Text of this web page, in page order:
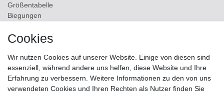
Größentabelle
Biegungen
Kontakt
ZAHLUNGSMÖGLICHKEITEN
Cookies
Wir nutzen Cookies auf unserer Website. Einige von diesen sind
essenziell, während andere uns helfen, diese Website und Ihre
Erfahrung zu verbessern. Weitere Informationen zu den von uns
verwendeten Cookies und Ihren Rechten als Nutzer finden Sie